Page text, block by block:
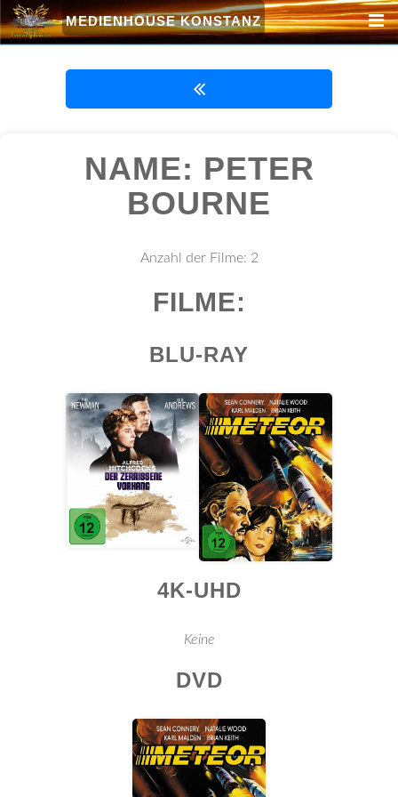
MEDIENHOUSE KONSTANZ
NAME: PETER
BOURNE
Anzahl der Filme: 2
FILME:
BLU-RAY
4K-UHD
Keine
DVD